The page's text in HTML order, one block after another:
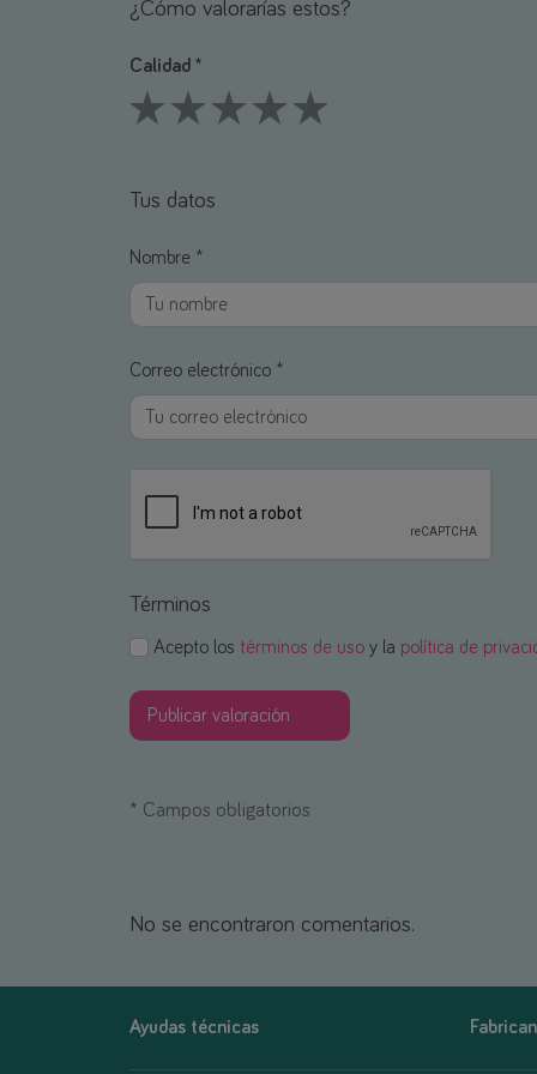
¿Cómo valorarías estos?
Calidad *
Tus datos
Nombre *
Correo electrónico *
Términos
Acepto los términos de uso y la política de
* Campos obligatorios
No se encontraron comentarios.
Ayudas técnicas